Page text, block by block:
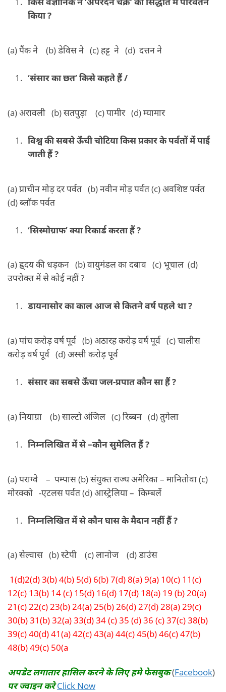
किया ?
(a) पैंक ने (b) डेविस ने (c) हट्ट ने (d) दत्तन ने
‘संसार का छत’ किसे कहते हैं /
(a) अरावली (b) सतपुड़ा (c) पामीर (d) म्यामार
विश्व की सबसे ऊँची चोटिया किस प्रकार के पर्वतों में पाई
जाती हैं ?
(a) प्राचीन मोड़ दर पर्वत (b) नवीन मोड़ पर्वत (c) अवशिष्ट पर्वत
(d) ब्लॉक पर्वत
‘सिस्मोग्राफ’ क्या रिकार्ड करता हैं ?
(a) ह्र्दय की धड़कन (b) वायुमंडल का दबाव (c) भूचाल (d)
उपरोक्त में से कोई नहीं ?
डायनासोर का काल आज से कितने वर्ष पहले था ?
(a) पांच करोड़ वर्ष पूर्व (b) अठारह करोड़ वर्ष पूर्व (c) चालीस
करोड़ वर्ष पूर्व (d) अस्सी करोड़ पूर्व
संसार का सबसे ऊँचा जल-प्रपात कौन सा हैं ?
(a) नियाग्रा (b) साल्टो अंजिल (c) रिब्बन (d) तुगेला
निम्नलिखित में से –कौन सुमेलित हैं ?
(a) पराग्वे – पम्पास (b) संयुक्त राज्य अमेरिका – मानितोवा (c)
मोरक्को -एटलस पर्वत (d) आस्ट्रेलिया – किम्बर्ले
निम्नलिखित में से कौन घास के मैदान नहीं हैं ?
(a) सेल्वास (b) स्टेपी (c) लानोज (d) डाउंस
1(d)2(d) 3(b) 4(b) 5(d) 6(b) 7(d) 8(a) 9(a) 10(c) 11(c)
12(c) 13(b) 14 (c) 15(d) 16(d) 17(d) 18(a) 19 (b) 20(a)
21(c) 22(c) 23(b) 24(a) 25(b) 26(d) 27(d) 28(a) 29(c)
30(b) 31(b) 32(a) 33(d) 34 (c) 35 (d) 36 (c) 37(c) 38(b)
39(c) 40(d) 41(a) 42(c) 43(a) 44(c) 45(b) 46(c) 47(b)
48(b) 49(c) 50(a
अपडेट लगातार हासिल करने के लिए हमे फेसबुक(Facebook)
पर ज्वाइन करे Click Now